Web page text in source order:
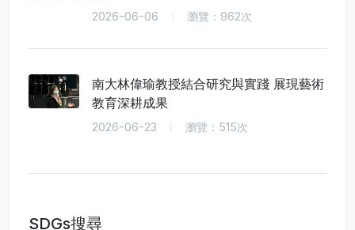
2026-06-06 瀏覽：962次
南大林偉瑜教授結合研究與實踐 展現藝術
教育深耕成果
2026-06-23 瀏覽：515次
SDGs搜尋